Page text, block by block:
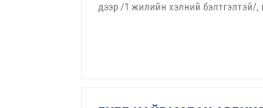
дээр /1 жилийн хэлний бэлтгэлтэй/,